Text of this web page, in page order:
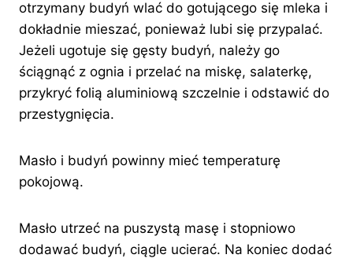
otrzymany budyń wlać do gotującego się mleka i
dokładnie mieszać, ponieważ lubi się przypalać.
Jeżeli ugotuje się gęsty budyń, należy go
ściągnąć z ognia i przelać na miskę, salaterkę,
przykryć folią aluminiową szczelnie i odstawić do
przestygnięcia.
Masło i budyń powinny mieć temperaturę
pokojową.
Masło utrzeć na puszystą masę i stopniowo
dodawać budyń, ciągle ucierać. Na koniec dodać